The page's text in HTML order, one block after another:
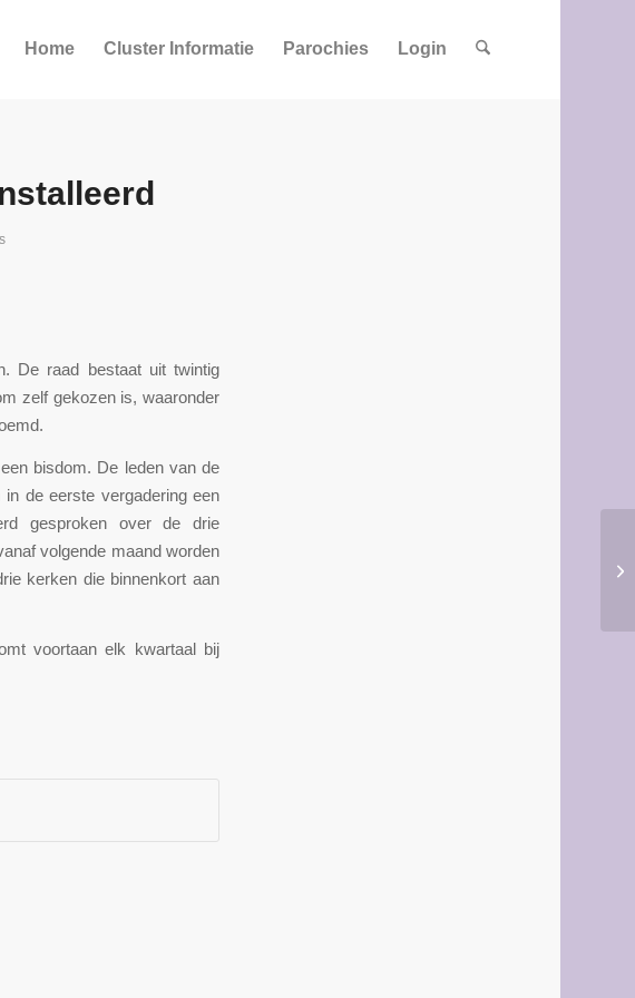
Home Cluster Informatie Parochies Login
De raad bestaat uit twintig
zelf gekozen is, waaronder
bisdom. De leden van de
de eerste vergadering een
gesproken over de drie
volgende maand worden
kerken die binnenkort aan
voortaan elk kwartaal bij